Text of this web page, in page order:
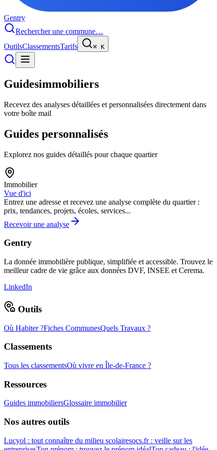
Gentry
Rechercher une commune…
OutilsClassementsTarifs ⌘ K
Guidesimmobiliers
Recevez des analyses détaillées et personnalisées directement dans
votre boîte mail
Guides personnalisés
Explorez nos guides détaillés pour chaque quartier
Immobilier
Vue d'ici
Entrez une adresse et recevez une analyse complète du quartier :
prix, tendances, projets, écoles, services...
Recevoir une analyse
Gentry
La donnée immobilière publique, simplifiée et accessible. Trouvez le
meilleur cadre de vie grâce aux données DVF, INSEE et Cerema.
LinkedIn
Outils
Où Habiter ?Fiches CommunesQuels Travaux ?
Classements
Tous les classementsOù vivre en Île-de-France ?
Ressources
Guides immobiliersGlossaire immobilier
Nos autres outils
Lucyol : tout connaître du milieu scolairesocs.fr : veille sur les